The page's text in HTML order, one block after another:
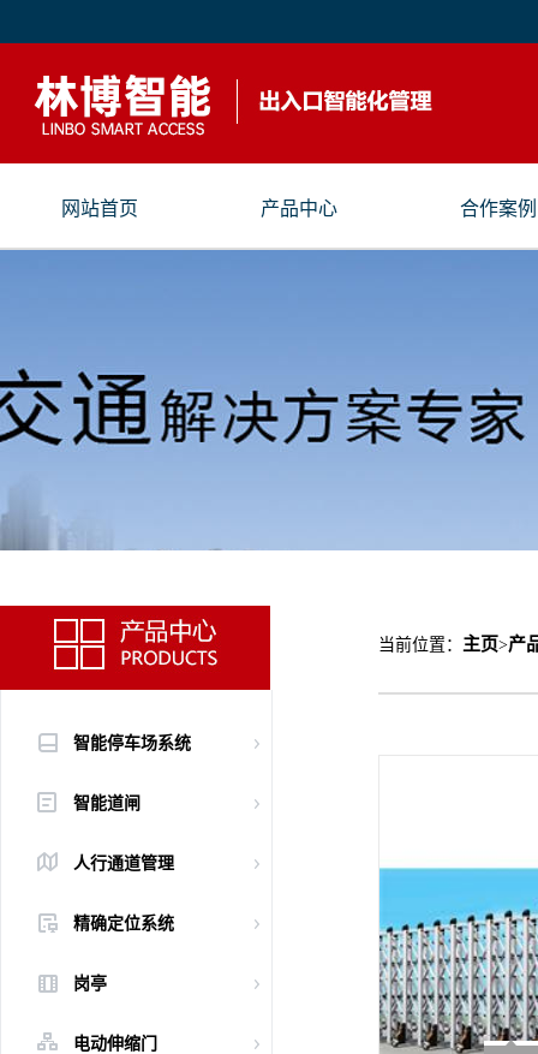
网站首页 产品中心 合作案例
智能停车场系统
智能道闸
人行通道管理
精确定位系统
岗亭
电动伸缩门
当前位置： 主页>产